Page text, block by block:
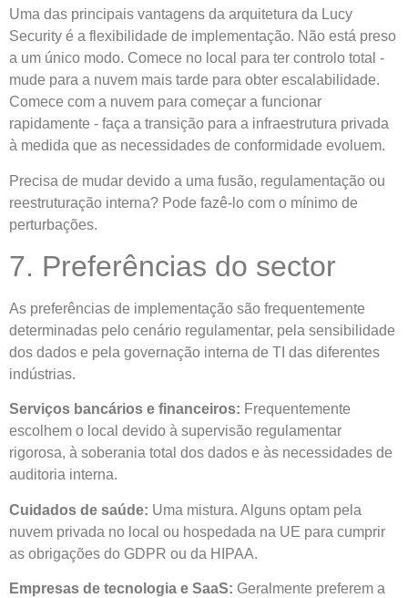
Uma das principais vantagens da arquitetura da Lucy
Security é a flexibilidade de implementação. Não está preso
a um único modo. Comece no local para ter controlo total -
mude para a nuvem mais tarde para obter escalabilidade.
Comece com a nuvem para começar a funcionar
rapidamente - faça a transição para a infraestrutura privada
à medida que as necessidades de conformidade evoluem.
Precisa de mudar devido a uma fusão, regulamentação ou
reestruturação interna? Pode fazê-lo com o mínimo de
perturbações.
7. Preferências do sector
As preferências de implementação são frequentemente
determinadas pelo cenário regulamentar, pela sensibilidade
dos dados e pela governação interna de TI das diferentes
indústrias.
Serviços bancários e financeiros: Frequentemente
escolhem o local devido à supervisão regulamentar
rigorosa, à soberania total dos dados e às necessidades de
auditoria interna.
Cuidados de saúde: Uma mistura. Alguns optam pela
nuvem privada no local ou hospedada na UE para cumprir
as obrigações do GDPR ou da HIPAA.
Empresas de tecnologia e SaaS: Geralmente preferem a